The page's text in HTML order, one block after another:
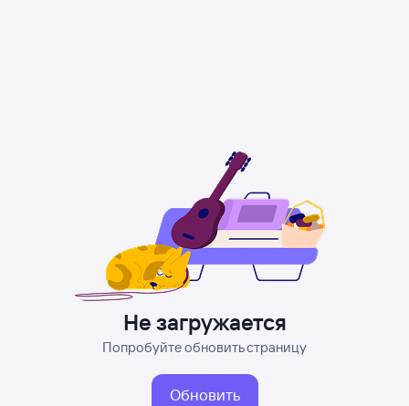
Не загружается
Попробуйте обновить страницу
Обновить